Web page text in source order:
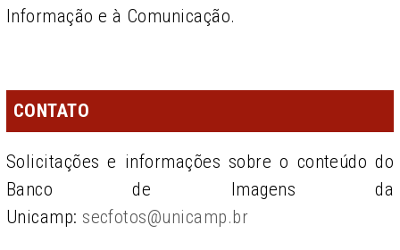
Informação e à Comunicação.
CONTATO
Solicitações e informações sobre o conteúdo do
Banco de Imagens da
Unicamp: secfotos@unicamp.br